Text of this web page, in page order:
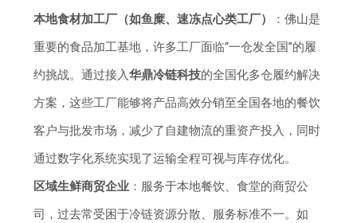
本地食材加工厂（如鱼糜、速冻点心类工厂）
：佛山是
重要的食品加工基地，许多工厂面临“一仓发全国”的履
约挑战。通过接入华鼎冷链科技的全国化多仓履约解决
方案，这些工厂能够将产品高效分销至全国各地的餐饮
客户与批发市场，减少了自建物流的重资产投入，同时
通过数字化系统实现了运输全程可视与库存优化。
区域生鲜商贸企业 ：服务于本地餐饮、食堂的商贸公
司，过去常受困于冷链资源分散、服务标准不一。如